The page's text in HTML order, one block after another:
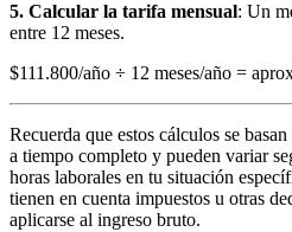
5. Calcular la tarifa mensual: Un
entre 12 meses.
$111.800/año ÷ 12 meses/año =
Recuerda que estos cálculos se
a tiempo completo y pueden variar
horas laborales en tu situación
tienen en cuenta impuestos u otras
aplicarse al ingreso bruto.